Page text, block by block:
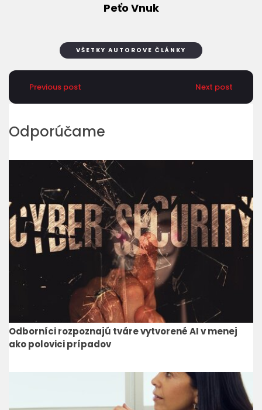
Peťo Vnuk
VŠETKY AUTOROVE ČLÁNKY
Previous post Next post
Odporúčame
Odborníci rozpoznajú tváre vytvorené AI v menej
ako polovici prípadov